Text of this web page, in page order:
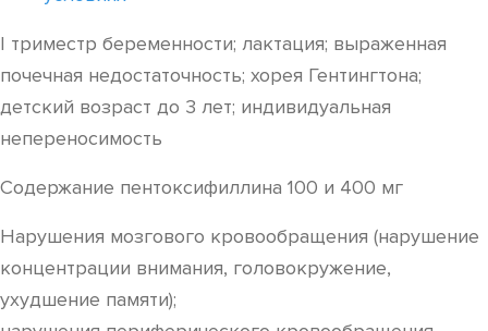
I триместр беременности; лактация; выраженная
почечная недостаточность; хорея Гентингтона;
детский возраст до 3 лет; индивидуальная
непереносимость
Содержание пентоксифиллина 100 и 400 мг
Нарушения мозгового кровообращения (нарушение
концентрации внимания, головокружение,
ухудшение памяти);